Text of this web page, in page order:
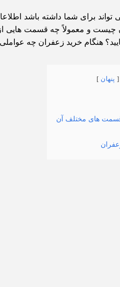
تواند برای شما داشته باشد
و معمولاً چه قسمت هایی
هنگام خرید زعفران چه
پنهان
قسمت های مختلف آن